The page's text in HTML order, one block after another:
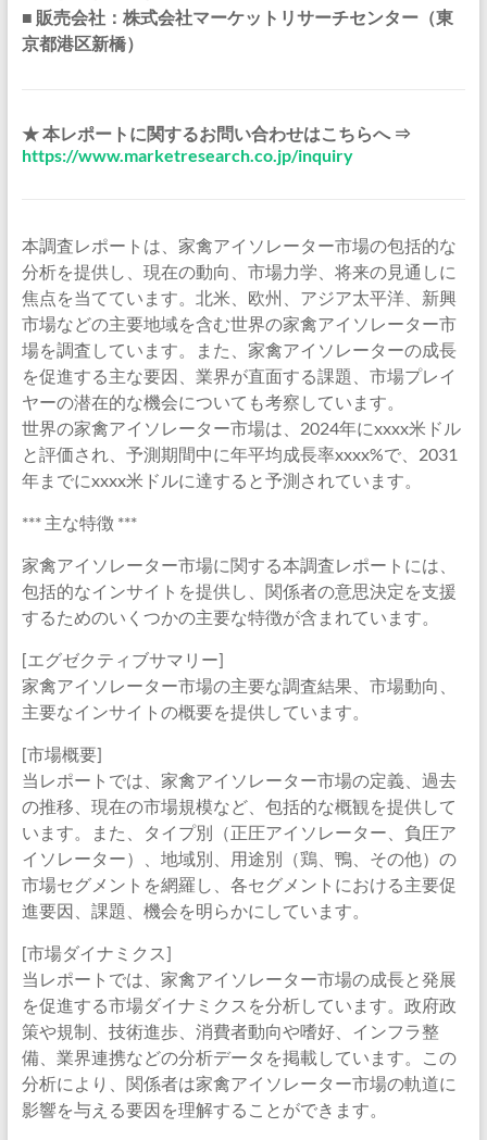
■ 販売会社：株式会社マーケットリサーチセンター（東
京都港区新橋）
★ 本レポートに関するお問い合わせはこちらへ ⇒
https://www.marketresearch.co.jp/inquiry
本調査レポートは、家禽アイソレーター市場の包括的な
分析を提供し、現在の動向、市場力学、将来の見通しに
焦点を当てています。北米、欧州、アジア太平洋、新興
市場などの主要地域を含む世界の家禽アイソレーター市
場を調査しています。また、家禽アイソレーターの成長
を促進する主な要因、業界が直面する課題、市場プレイ
ヤーの潜在的な機会についても考察しています。
世界の家禽アイソレーター市場は、2024年にxxxx米ドル
と評価され、予測期間中に年平均成長率xxxx%で、2031
年までにxxxx米ドルに達すると予測されています。
*** 主な特徴 ***
家禽アイソレーター市場に関する本調査レポートには、
包括的なインサイトを提供し、関係者の意思決定を支援
するためのいくつかの主要な特徴が含まれています。
[エグゼクティブサマリー]
家禽アイソレーター市場の主要な調査結果、市場動向、
主要なインサイトの概要を提供しています。
[市場概要]
当レポートでは、家禽アイソレーター市場の定義、過去
の推移、現在の市場規模など、包括的な概観を提供して
います。また、タイプ別（正圧アイソレーター、負圧ア
イソレーター）、地域別、用途別（鶏、鴨、その他）の
市場セグメントを網羅し、各セグメントにおける主要促
進要因、課題、機会を明らかにしています。
[市場ダイナミクス]
当レポートでは、家禽アイソレーター市場の成長と発展
を促進する市場ダイナミクスを分析しています。政府政
策や規制、技術進歩、消費者動向や嗜好、インフラ整
備、業界連携などの分析データを掲載しています。この
分析により、関係者は家禽アイソレーター市場の軌道に
影響を与える要因を理解することができます。